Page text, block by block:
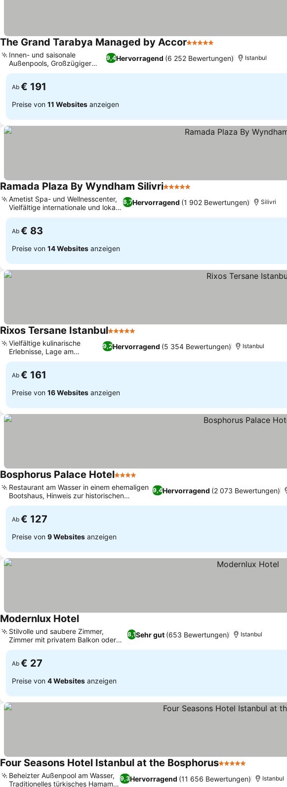
The Grand Tarabya Managed by Accor5 Sterne
9,4Hervorragend (6 252 Bewertungen)
Innen- und saisonale
Außenpools, Großzügiger
Therapia Spa
Istanbul
Ab € 191
Preise von 11 Websites anzeigen
Ramada Plaza By Wyndham Silivri5 Sterne
8,7Hervorragend (1 902 Bewertungen)
Ametist Spa- und Wellnesscenter,
Vielfältige internationale und lokale
Küche
Silivri
Ab € 83
Preise von 14 Websites anzeigen
Rixos Tersane Istanbul5 Sterne
9,2Hervorragend (5 354 Bewertungen)
Vielfältige kulinarische
Erlebnisse, Lage am
Goldenen Horn
Istanbul
Ab € 161
Preise von 16 Websites anzeigen
Bosphorus Palace Hotel4 Sterne
9,4Hervorragend (2 073 Bewertungen)
Restaurant am Wasser in einem ehemaligen
Bootshaus, Hinweis zur historischen
Zugänglichkeit über Treppen
Ab € 127
Preise von 9 Websites anzeigen
Modernlux Hotel
8,1Sehr gut (653 Bewertungen)
Stilvolle und saubere Zimmer,
Zimmer mit privatem Balkon oder
Terrasse
Istanbul
Ab € 27
Preise von 4 Websites anzeigen
Four Seasons Hotel Istanbul at the Bosphorus5 Sterne
9,3Hervorragend (11 656 Bewertungen)
Beheizter Außenpool am Wasser,
Traditionelles türkisches Hamam-
Istanbul